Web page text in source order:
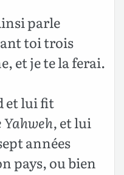
parle
toi trois
et je te la ferai.
et lui fit
Yahweh,et lui
années
pays, ou bien